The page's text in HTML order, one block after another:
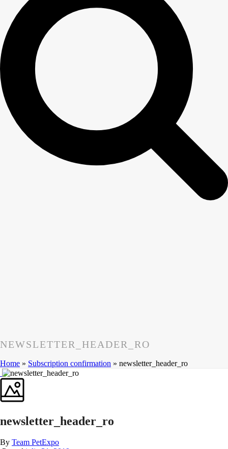
NEWSLETTER_HEADER_RO
Home » Subscription confirmation » newsletter_header_ro
newsletter_header_ro
By Team PetExpo